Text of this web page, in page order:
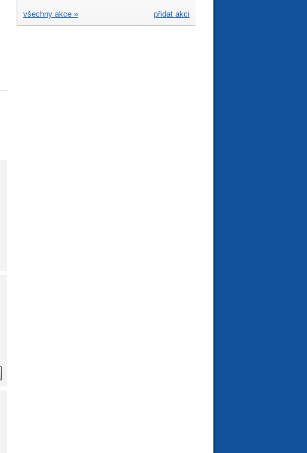
přidat akci
všechny akce »